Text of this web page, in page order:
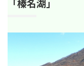
「榛名湖」